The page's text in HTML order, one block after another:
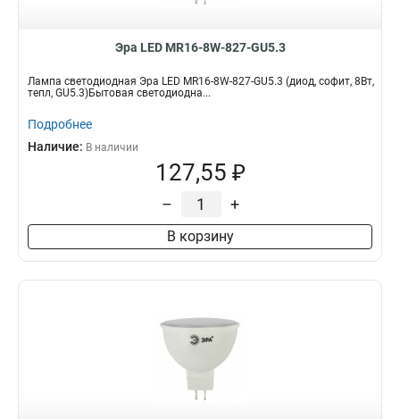
Эра LED MR16-8W-827-GU5.3
Лампа светодиодная Эра LED MR16-8W-827-GU5.3 (диод, софит, 8Вт,
тепл, GU5.3)Бытовая светодиодна...
Подробнее
Наличие: В наличии
127,55 ₽
– +
В корзину